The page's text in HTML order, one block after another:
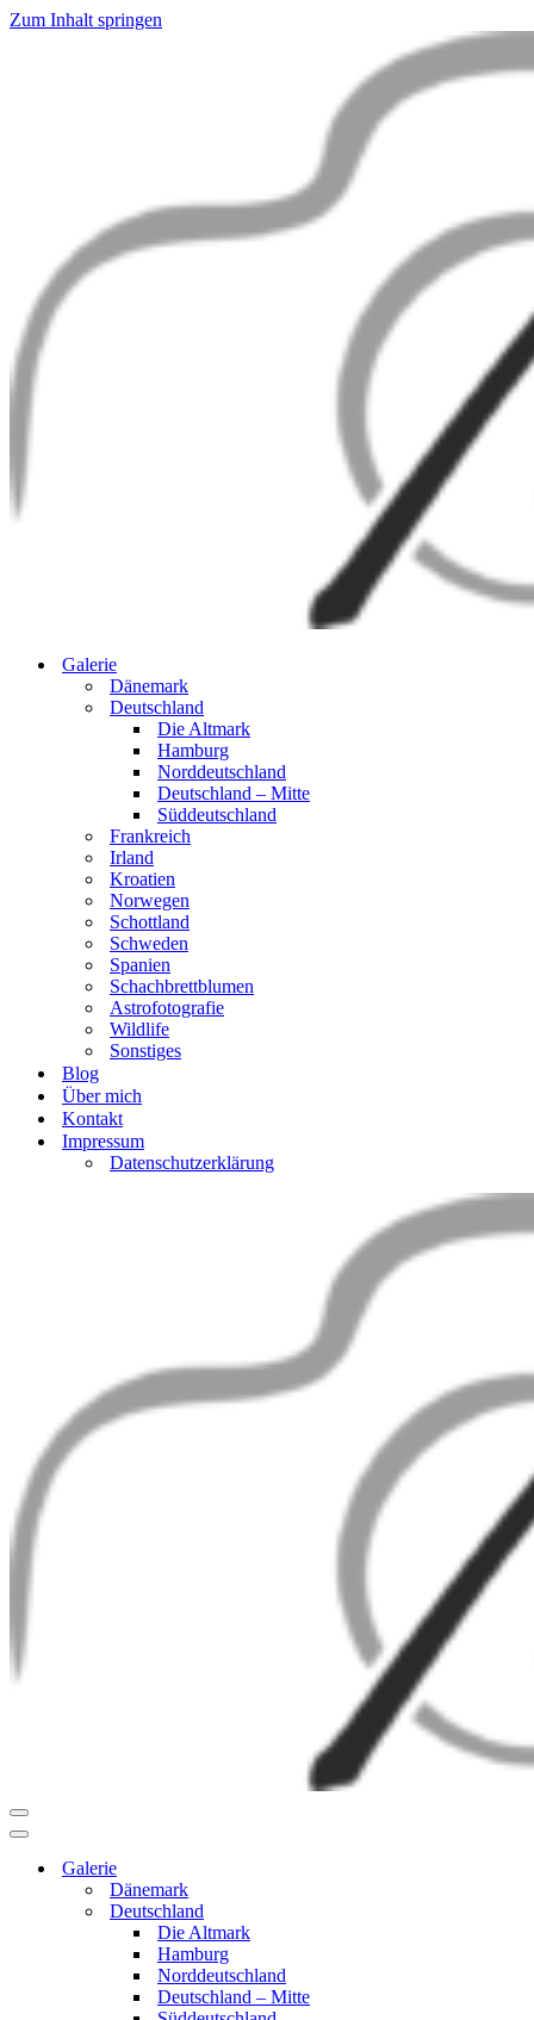
Zum Inhalt springen
Galerie
Dänemark
Deutschland
Die Altmark
Hamburg
Norddeutschland
Deutschland – Mitte
Süddeutschland
Frankreich
Irland
Kroatien
Norwegen
Schottland
Schweden
Spanien
Schachbrettblumen
Astrofotografie
Wildlife
Sonstiges
Blog
Über mich
Kontakt
Impressum
Datenschutzerklärung
Navigationsmenü
Navigationsmenü
Galerie
Dänemark
Deutschland
Die Altmark
Hamburg
Norddeutschland
Deutschland – Mitte